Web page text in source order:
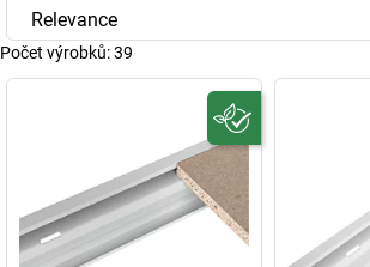
Relevance
Počet výrobků:39